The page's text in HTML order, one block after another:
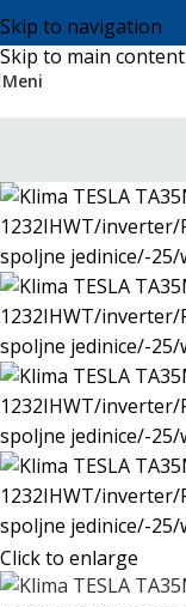
Skip to navigation
Skip to main content
Meni
Click to enlarge